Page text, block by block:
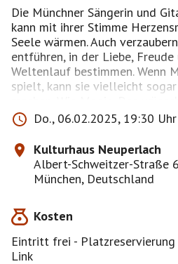
Die Münchner Sängerin und
kann mit ihrer Stimme
Seele wärmen. Auch
entführen, in der Liebe,
Weltenlauf bestimmen. Wenn
spielt, kann sie vielleicht
machen. Wie Magie. Das
Fall. Und tatsächlich berichten
berührenden Gänsehaut-
trotzdem keine romantische
Stimme aus dem Herzen
Komplexität und dass es auch
besingen gibt. Auch den der
sich nicht immer
Kleinen. Aber wie viele ihrer
Kolleg*innen weiß sie um die
Do., 06.02.2025, 19:30 Uhr
Kulturhaus Neuperlach
Albert-Schweitzer-Straße
München, Deutschland
Kosten
Eintritt frei -
Link